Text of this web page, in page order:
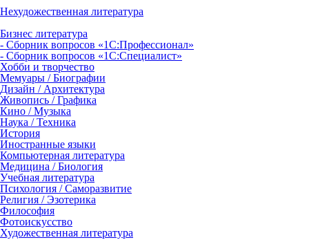
Нехудожественная литература
Бизнес литература
- Сборник вопросов «1С:Профессионал»
- Сборник вопросов «1С:Специалист»
Хобби и творчество
Мемуары / Биографии
Дизайн / Архитектура
Живопись / Графика
Кино / Музыка
Наука / Техника
История
Иностранные языки
Компьютерная литература
Медицина / Биология
Учебная литература
Психология / Саморазвитие
Религия / Эзотерика
Философия
Фотоискусство
Художественная литература